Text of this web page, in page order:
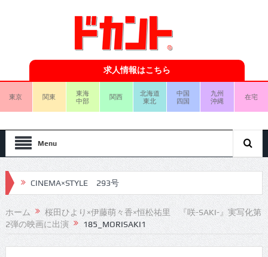
求人情報はこちら
東京 関東
東海
中部
関西
北海道
東北
中国
四国
九州
沖縄
在宅
Menu
CINEMA×STYLE 293号
CINEMA×STYLE 292号
CINEMA×STYLE 291号
ホーム
桜田ひより×伊藤萌々香×恒松祐里 『咲-SAKI-』実写化第
2弾の映画に出演
185_MORISAKI1